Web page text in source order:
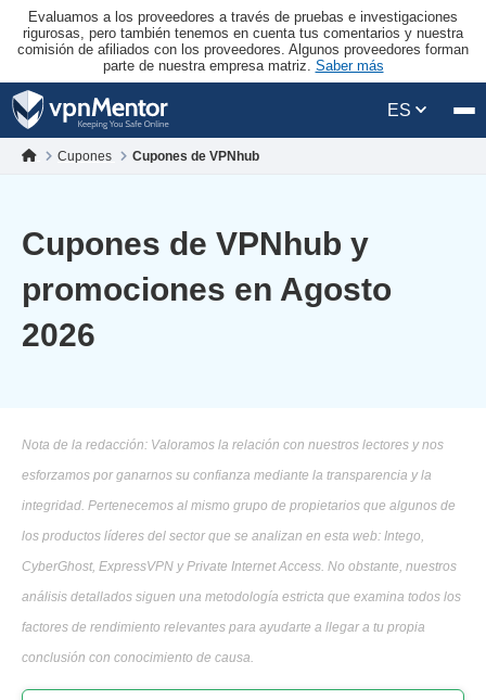
Evaluamos a los proveedores a través de pruebas e investigaciones
rigurosas, pero también tenemos en cuenta tus comentarios y nuestra
comisión de afiliados con los proveedores. Algunos proveedores forman
parte de nuestra empresa matriz. Saber más
ES
Cupones Cupones de VPNhub
Cupones de VPNhub y
promociones en Agosto
2026
Nota de la redacción: Valoramos la relación con nuestros lectores y nos
esforzamos por ganarnos su confianza mediante la transparencia y la
integridad. Pertenecemos al mismo grupo de propietarios que algunos de
los productos líderes del sector que se analizan en esta web: Intego,
CyberGhost, ExpressVPN y Private Internet Access. No obstante, nuestros
análisis detallados siguen una metodología estricta que examina todos los
factores de rendimiento relevantes para ayudarte a llegar a tu propia
conclusión con conocimiento de causa.